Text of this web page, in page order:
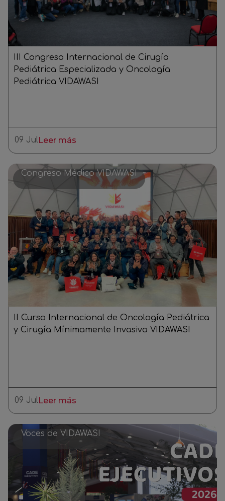
III Congreso Internacional de Cirugía
Pediátrica Especializada y Oncología
Pediátrica VIDAWASI
09 JulLeer más
Congreso Médico VIDAWASI
II Curso Internacional de Oncología Pediátrica
y Cirugía Mínimamente Invasiva VIDAWASI
09 JulLeer más
Voces de VIDAWASI